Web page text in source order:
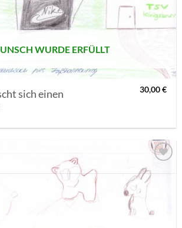
SETZEN
WURDE ERFÜLLT
sich einen
30,00€
AUF MEINE
MERKLISTE
SETZEN